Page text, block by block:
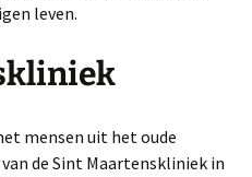
leven.
mensen uit het oude
de Sint Maartenskliniek in